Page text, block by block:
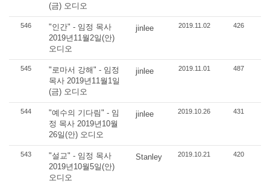
(금) 오디오
546
"인간" - 임정 목사
2019년11월2일(안)
오디오
jinlee 2019.11.02 426
545
"로마서 강해" - 임정
목사 2019년11월1일
(금) 오디오
jinlee 2019.11.01 487
544
"예수의 기다림" - 임
정 목사 2019년10월
26일(안) 오디오
jinlee 2019.10.26 431
543
"설교" - 임정 목사
2019년10월5일(안)
오디오
Stanley 2019.10.21 420